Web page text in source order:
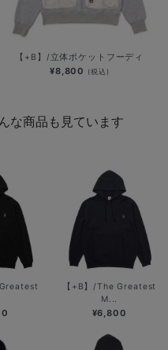
【+B】/立体ポケットフーディ
¥8,800 (税込)
な商品も見ています
【+B】/The Greatest
M...
¥6,800